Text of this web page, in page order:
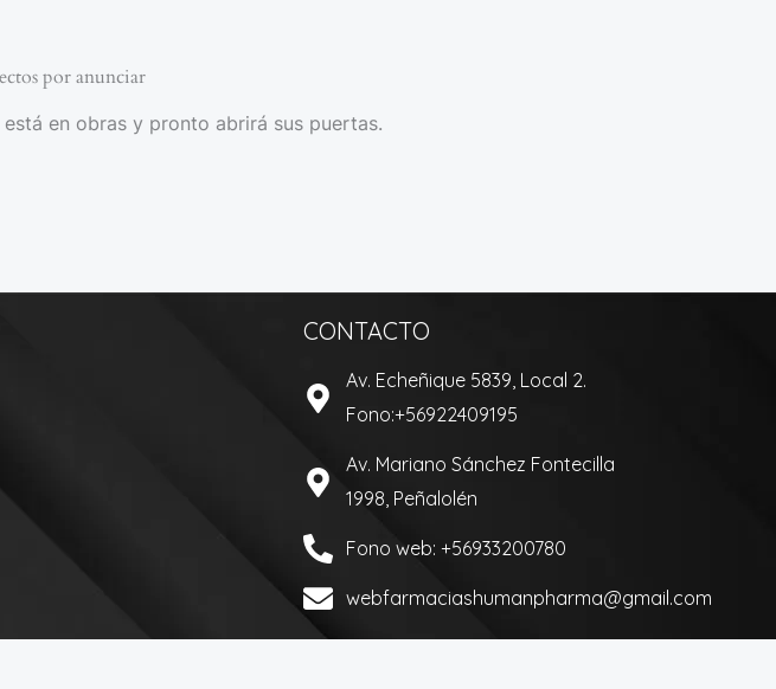
por anunciar
en obras y pronto abrirá sus puertas.
CONTACTO
Av. Echeñique 5839, Local 2.
Fono:+56922409195
Av. Mariano Sánchez Fontecilla
1998, Peñalolén
Fono web: +56933200780
webfarmaciashumanpharma@gmail.com